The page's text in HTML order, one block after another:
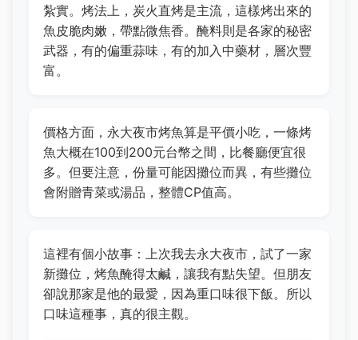
紮實。烤法上，炭火直烤是主流，這樣烤出來的
魚皮脆肉嫩，帶點微焦香。醃料則是各家的秘密
武器，有的偏重蒜味，有的加入中藥材，層次豐
富。
價格方面，永大夜市烤魚算是平價小吃，一條烤
魚大概在100到200元台幣之間，比餐廳便宜很
多。但要注意，份量可能因攤位而異，有些攤位
會附贈青菜或湯品，整體CP值高。
這裡有個小故事：上次我去永大夜市，試了一家
新攤位，烤魚醃得太鹹，讓我有點失望。但朋友
卻說那家是他的最愛，因為重口味很下飯。所以
口味這種事，真的很主觀。